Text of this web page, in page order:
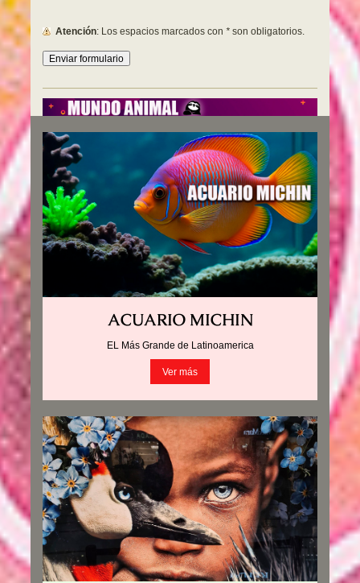
Atención: Los espacios marcados con * son obligatorios.
ACUARIO MICHIN
EL Más Grande de Latinoamerica
Ver más